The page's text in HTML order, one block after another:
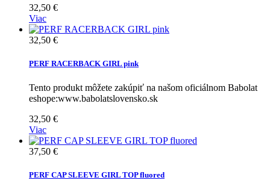
32,50 €
Viac
32,50 €
PERF RACERBACK GIRL pink
Tento produkt môžete zakúpiť na našom oficiálnom Babolat
eshope:www.babolatslovensko.sk
32,50 €
Viac
37,50 €
PERF CAP SLEEVE GIRL TOP fluored